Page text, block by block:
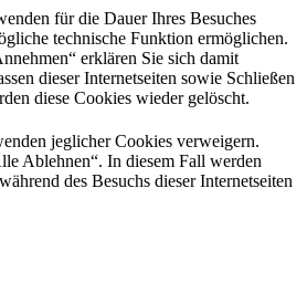
für die Dauer Ihres Besuches
technische Funktion ermöglichen.
erklären Sie sich damit
dieser Internetseiten sowie Schließen
diese Cookies wieder gelöscht.
jeglicher Cookies verweigern.
Ablehnen“. In diesem Fall werden
des Besuchs dieser Internetseiten